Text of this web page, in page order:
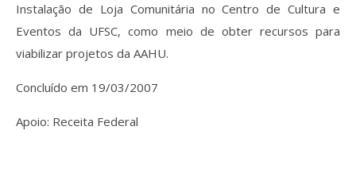
Instalação de Loja Comunitária no Centro de Cultura e
Eventos da UFSC, como meio de obter recursos para
viabilizar projetos da AAHU.
Concluído em 19/03/2007
Apoio: Receita Federal